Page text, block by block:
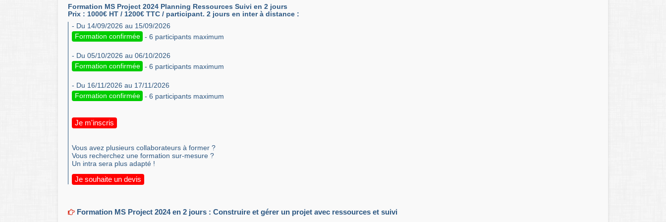
Formation MS Project 2024 Planning Ressources Suivi en 2 jours
Prix : 1000€ HT / 1200€ TTC / participant. 2 jours en inter à distance :
- Du 14/09/2026 au 15/09/2026
Formation confirmée - 6 participants maximum
- Du 05/10/2026 au 06/10/2026
Formation confirmée - 6 participants maximum
- Du 16/11/2026 au 17/11/2026
Formation confirmée - 6 participants maximum
Je m'inscris
Vous avez plusieurs collaborateurs à former ?
Vous recherchez une formation sur-mesure ?
Un intra sera plus adapté !
Je souhaite un devis
Formation MS Project 2024 en 2 jours : Construire et gérer un projet avec ressources et suivi